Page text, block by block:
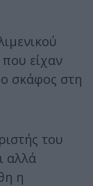
είχαν
σκάφος στη
του
αλλά
η